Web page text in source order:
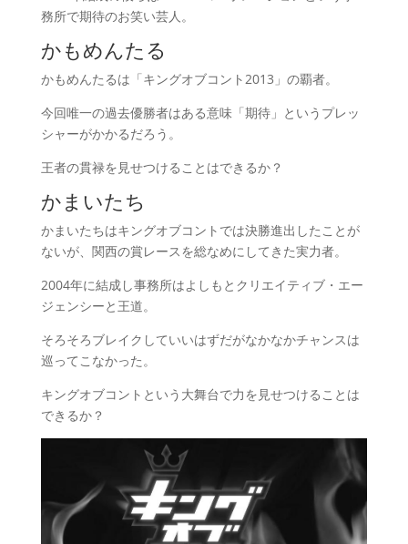
務所で期待のお笑い芸人。
かもめんたる
かもめんたるは「キングオブコント2013」の覇者。
今回唯一の過去優勝者はある意味「期待」というプレッ
シャーがかかるだろう。
王者の貫禄を見せつけることはできるか？
かまいたち
かまいたちはキングオブコントでは決勝進出したことが
ないが、関西の賞レースを総なめにしてきた実力者。
2004年に結成し事務所はよしもとクリエイティブ・エー
ジェンシーと王道。
そろそろブレイクしていいはずだがなかなかチャンスは
巡ってこなかった。
キングオブコントという大舞台で力を見せつけることは
できるか？